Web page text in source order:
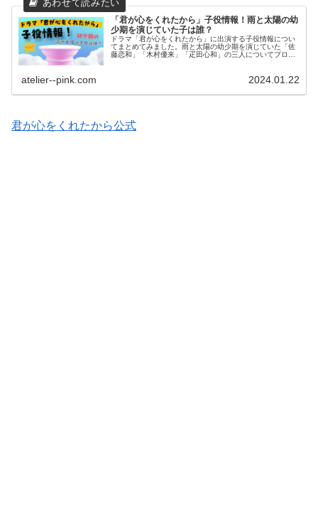
「君が心をくれたから」子役情報！雨と太陽の幼
少期を演じていた子は誰？
ドラマ「君が心をくれたから」に出演する子役情報につい
てまとめてみました。雨と太陽の幼少期を演じていた「佐
藤恋和」「木村優来」「疋田心和」の三人についてプロフ
atelier--pink.com 2024.01.22
君が心をくれたから公式